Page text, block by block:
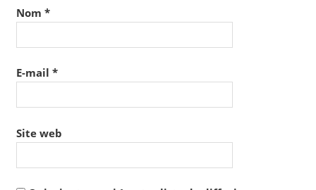
Nom *
E-mail *
Site web